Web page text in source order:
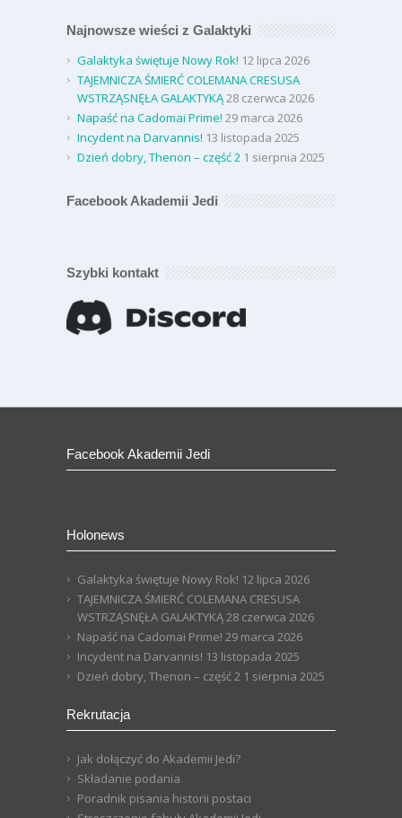
Najnowsze wieści z Galaktyki
Galaktyka świętuje Nowy Rok! 12 lipca 2026
TAJEMNICZA ŚMIERĆ COLEMANA CRESUSA
WSTRZĄSNĘŁA GALAKTYKĄ28 czerwca 2026
Napaść na Cadomai Prime! 29 marca 2026
Incydent na Darvannis! 13 listopada 2025
Dzień dobry, Thenon – część 2 1 sierpnia 2025
Facebook Akademii Jedi
Szybki kontakt
Facebook Akademii Jedi
Holonews
Galaktyka świętuje Nowy Rok! 12 lipca 2026
TAJEMNICZA ŚMIERĆ COLEMANA CRESUSA
WSTRZĄSNĘŁA GALAKTYKĄ28 czerwca 2026
Napaść na Cadomai Prime! 29 marca 2026
Incydent na Darvannis! 13 listopada 2025
Dzień dobry, Thenon – część 2 1 sierpnia 2025
Rekrutacja
Jak dołączyć do Akademii Jedi?
Składanie podania
Poradnik pisania historii postaci